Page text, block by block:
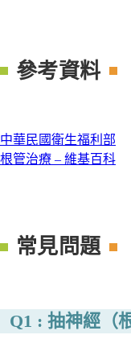
參考資料
中華民國衛生福利部
根管治療 – 維基百科
常見問題
Q1 : 抽神經（